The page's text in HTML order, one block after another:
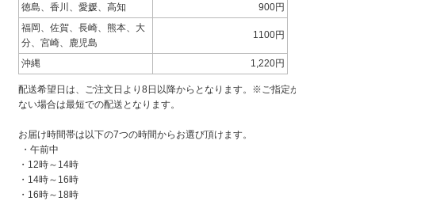
徳島、香川、愛媛、高知
900円
福岡、佐賀、長崎、熊本、大
分、宮崎、鹿児島
1100円
沖縄 1,220円
配送希望日は、ご注文日より8日以降からとなります。※ご指定が
ない場合は最短での配送となります。
お届け時間帯は以下の7つの時間からお選び頂けます。
・午前中
・12時～14時
・14時～16時
・16時～18時